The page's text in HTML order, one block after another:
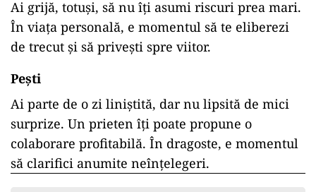
Ai grijă, totuși, să nu îți asumi riscuri prea mari.
În viața personală, e momentul să te eliberezi
de trecut și să privești spre viitor.
Pești
Ai parte de o zi liniștită, dar nu lipsită de mici
surprize. Un prieten îți poate propune o
colaborare profitabilă. În dragoste, e momentul
să clarifici anumite neînțelegeri.